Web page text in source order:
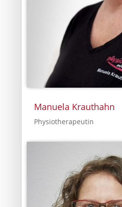
Manuela Krauthahn
Physiotherapeutin